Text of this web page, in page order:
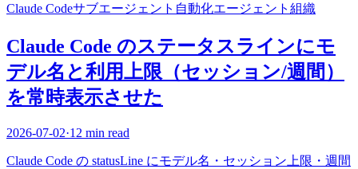
Claude Codeサブエージェント 自動化エージェント組織
Claude Code のステータスラインにモ
デル名と利用上限（セッション/週間）
を常時表示させた
2026-07-02·12 min read
Claude Code の statusLine にモデル名・セッション上限・週間